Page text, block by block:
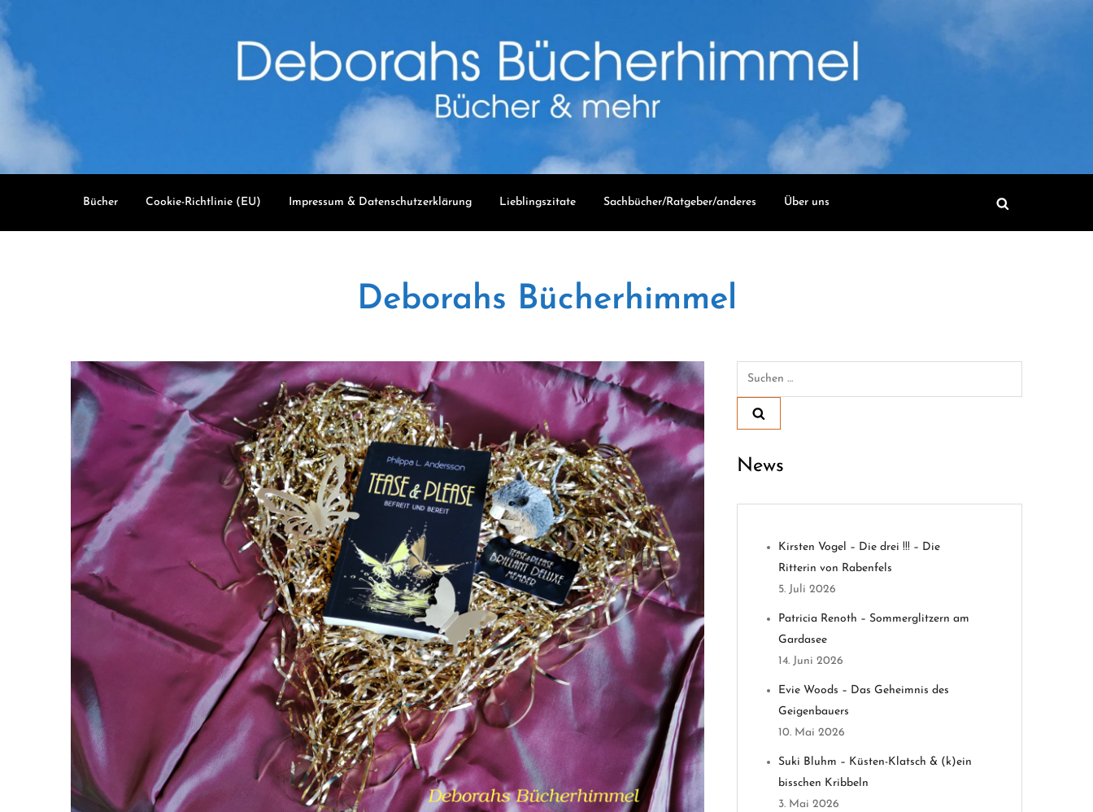
content
Bücher Cookie-Richtlinie (EU) Impressum & Datenschutzerklärung Lieblingszitate Sachbücher/Ratgeber/anderes Über uns
Deborahs Bücherhimmel
Suchen
News
Kirsten Vogel – Die drei !!! – Die
Ritterin von Rabenfels
5. Juli 2026
Patricia Renoth – Sommerglitzern am
Gardasee
14. Juni 2026
Evie Woods – Das Geheimnis des
Geigenbauers
10. Mai 2026
Suki Bluhm – Küsten-Klatsch & (k)ein
bisschen Kribbeln
3. Mai 2026